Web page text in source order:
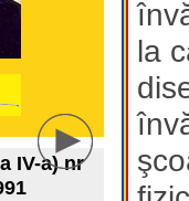
la
IV-a) nr